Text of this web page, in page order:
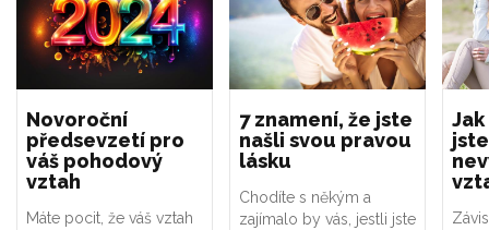
Novoroční
předsevzetí pro
váš pohodový
vztah
Máte pocit, že váš vztah
7 znamení, že jste
našli svou pravou
lásku
Chodíte s někým a
zajímalo by vás, jestli jste